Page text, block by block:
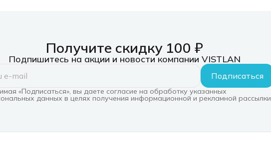
Получите скидку 100 ₽
Подпишитесь на акции и новости компании VISTLAN
Подписаться
«Подписаться», вы даете согласие на обработку указанных
данных в целях получения информационной и рекламной рассылки